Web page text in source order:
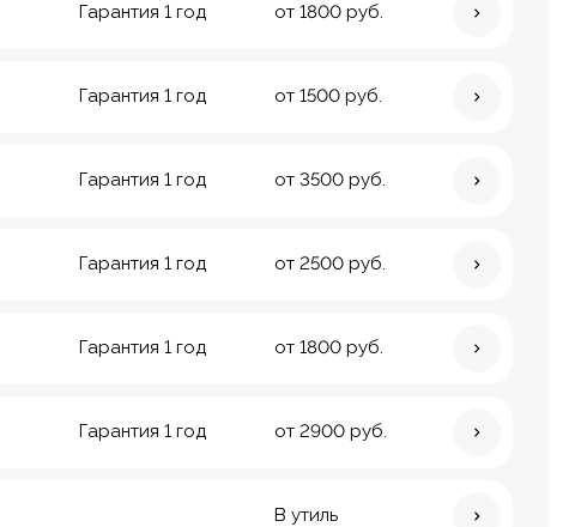
Гарантия 1 год от 1800 руб.
Гарантия 1 год от 1500 руб.
Гарантия 1 год от 3500 руб.
Гарантия 1 год от 2500 руб.
Гарантия 1 год от 1800 руб.
Гарантия 1 год от 2900 руб.
В утиль